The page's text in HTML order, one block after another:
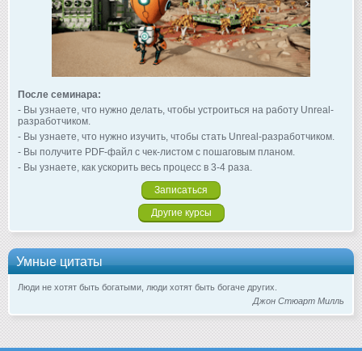
После семинара:
- Вы узнаете, что нужно делать, чтобы устроиться на работу Unreal-
разработчиком.
- Вы узнаете, что нужно изучить, чтобы стать Unreal-разработчиком.
- Вы получите PDF-файл с чек-листом с пошаговым планом.
- Вы узнаете, как ускорить весь процесс в 3-4 раза.
Записаться
Другие курсы
Умные цитаты
Люди не хотят быть богатыми, люди хотят быть богаче других.
Джон Стюарт Милль